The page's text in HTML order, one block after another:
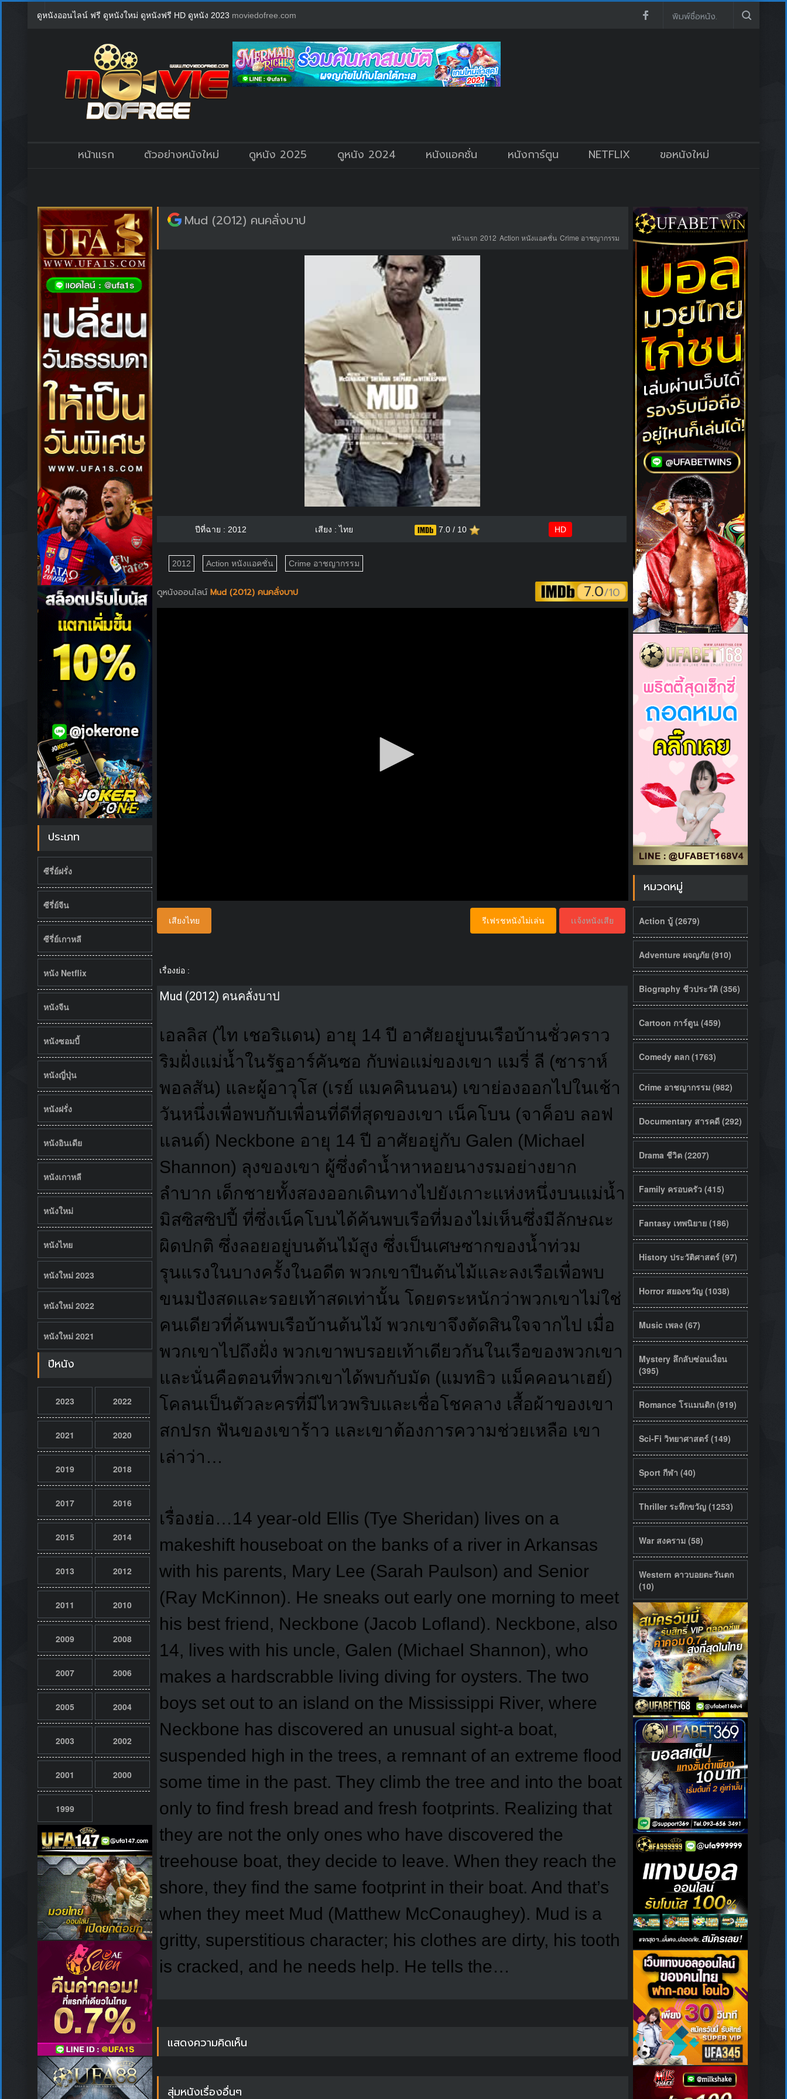
ดูหนังออนไลน์ ฟรี ดูหนังใหม่ ดูหนังฟรี HD ดูหนัง 2023 moviedofree.com
หน้าแรก ตัวอย่างหนังใหม่ ดูหนัง 2025 ดูหนัง 2024 หนังแอคชั่น หนังการ์ตูน NETFLIX ขอหนังใหม่
ประเภท
ซีรี่ย์ฝรั่ง
ซีรี่ย์จีน
ซีรี่ย์เกาหลี
หนัง Netflix
หนังจีน
หนังซอมบี้
หนังญี่ปุ่น
หนังฝรั่ง
หนังอินเดีย
หนังเกาหลี
หนังใหม่
หนังไทย
หนังใหม่ 2023
หนังใหม่ 2022
หนังใหม่ 2021
ปีหนัง
2023 2022
2021 2020
2019 2018
2017 2016
2015 2014
2013 2012
2011 2010
2009 2008
2007 2006
2005 2004
2003 2002
2001 2000
1999
Mud (2012) คนคลั่งบาป
หน้าแรก 2012 Action หนังแอคชั่น Crime อาชญากรรม
ปีที่ฉาย : 2012 เสียง : ไทย 7.0 / 10 HD
2012 Action หนังแอคชั่น Crime อาชญากรรม
ดูหนังออนไลน์Mud (2012) คนคลั่งบาป 7.0/10
เสียงไทย เเจ้งหนังเสีย
รีเฟรชหนังไม่เล่น
เรื่องย่อ :
Mud (2012) คนคลั่งบาป
เอลลิส (ไท เชอริแดน) อายุ 14 ปี อาศัยอยู่บนเรือบ้านชั่วคราว
ริมฝั่งแม่น้ำในรัฐอาร์คันซอ กับพ่อแม่ของเขา แมรี่ ลี (ซาราห์
พอลสัน) และผู้อาวุโส (เรย์ แมคคินนอน) เขาย่องออกไปในเช้า
วันหนึ่งเพื่อพบกับเพื่อนที่ดีที่สุดของเขา เน็คโบน (จาค็อบ ลอฟ
แลนด์) Neckbone อายุ 14 ปี อาศัยอยู่กับ Galen (Michael
Shannon) ลุงของเขา ผู้ซึ่งดำน้ำหาหอยนางรมอย่างยาก
ลำบาก เด็กชายทั้งสองออกเดินทางไปยังเกาะแห่งหนึ่งบนแม่น้ำ
มิสซิสซิปปี้ ที่ซึ่งเน็คโบนได้ค้นพบเรือที่มองไม่เห็นซึ่งมีลักษณะ
ผิดปกติ ซึ่งลอยอยู่บนต้นไม้สูง ซึ่งเป็นเศษซากของน้ำท่วม
รุนแรงในบางครั้งในอดีต พวกเขาปีนต้นไม้และลงเรือเพื่อพบ
ขนมปังสดและรอยเท้าสดเท่านั้น โดยตระหนักว่าพวกเขาไม่ใช่
คนเดียวที่ค้นพบเรือบ้านต้นไม้ พวกเขาจึงตัดสินใจจากไป เมื่อ
พวกเขาไปถึงฝั่ง พวกเขาพบรอยเท้าเดียวกันในเรือของพวกเขา
และนั่นคือตอนที่พวกเขาได้พบกับมัด (แมทธิว แม็คคอนาเฮย์)
โคลนเป็นตัวละครที่มีไหวพริบและเชื่อโชคลาง เสื้อผ้าของเขา
สกปรก ฟันของเขาร้าว และเขาต้องการความช่วยเหลือ เขา
เล่าว่า…
เรื่องย่อ…14 year-old Ellis (Tye Sheridan) lives on a
makeshift houseboat on the banks of a river in Arkansas
with his parents, Mary Lee (Sarah Paulson) and Senior
(Ray McKinnon). He sneaks out early one morning to meet
his best friend, Neckbone (Jacob Lofland). Neckbone, also
14, lives with his uncle, Galen (Michael Shannon), who
makes a hardscrabble living diving for oysters. The two
boys set out to an island on the Mississippi River, where
Neckbone has discovered an unusual sight-a boat,
suspended high in the trees, a remnant of an extreme flood
some time in the past. They climb the tree and into the boat
only to find fresh bread and fresh footprints. Realizing that
they are not the only ones who have discovered the
treehouse boat, they decide to leave. When they reach the
shore, they find the same footprint in their boat. And that’s
when they meet Mud (Matthew McConaughey). Mud is a
gritty, superstitious character; his clothes are dirty, his tooth
is cracked, and he needs help. He tells the…
แสดงความคิดเห็น
สุ่มหนังเรื่องอื่นๆ
หมวดหมู่
Action บู้ (2679)
Adventure ผจญภัย (910)
Biography ชีวประวัติ (356)
Cartoon การ์ตูน (459)
Comedy ตลก (1763)
Crime อาชญากรรม (982)
Documentary สารคดี (292)
Drama ชีวิต (2207)
Family ครอบครัว (415)
Fantasy เทพนิยาย (186)
History ประวัติศาสตร์ (97)
Horror สยองขวัญ (1038)
Music เพลง (67)
Mystery ลึกลับซ่อนเงื่อน
(395)
Romance โรแมนติก (919)
Sci-Fi วิทยาศาสตร์ (149)
Sport กีฬา (40)
Thriller ระทึกขวัญ (1253)
War สงคราม (58)
Western คาวบอยตะวันตก
(10)